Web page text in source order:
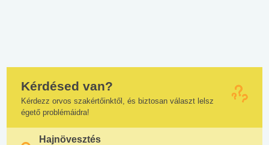
Kérdésed van?
Kérdezz orvos szakértőinktől, és biztosan választ lelsz
égető problémáidra!
Hajnövesztés